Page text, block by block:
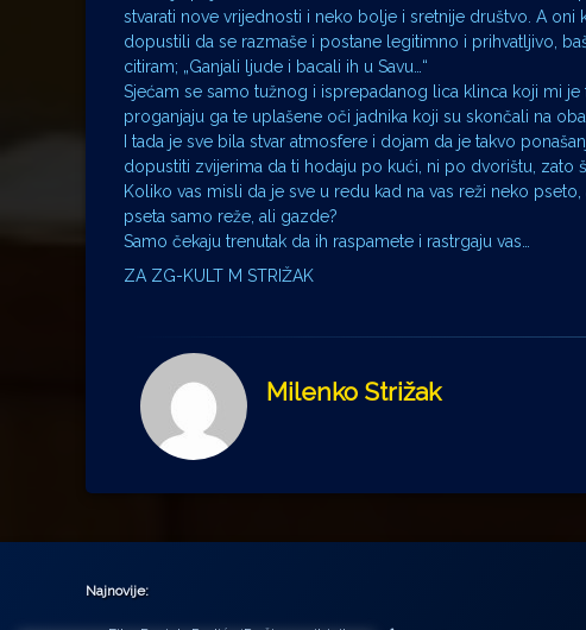
stvarati nove vrijednosti i neko bolje i sretnije društvo. A
dopustili da se razmaše i postane legitimno i prihvatljivo,
citiram; „Ganjali ljude i bacali ih u Savu…“
Sjećam se samo tužnog i isprepadanog lica klinca koji mi
proganjaju ga te uplašene oči jadnika koji su skončali na
I tada je sve bila stvar atmosfere i dojam da je takvo
dopustiti zvijerima da ti hodaju po kući, ni po dvorištu, zato
Koliko vas misli da je sve u redu kad na vas reži neko
pseta samo reže, ali gazde?
Samo čekaju trenutak da ih raspamete i rastrgaju vas…
ZA ZG-KULT M STRIŽAK
Milenko Strižak
Najnovije: